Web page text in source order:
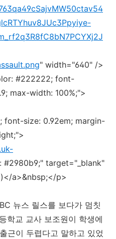
" width="640" />
#222222; font-
max-width: 100%;">
size: 0.92em; margin-
#2980b9;" target="_blank"
)</a>&nbsp;</p>
뉴스 릴스를 보다가 멈칫
학교 교사 보조원이 학생에
근이 두렵다고 말하고 있었